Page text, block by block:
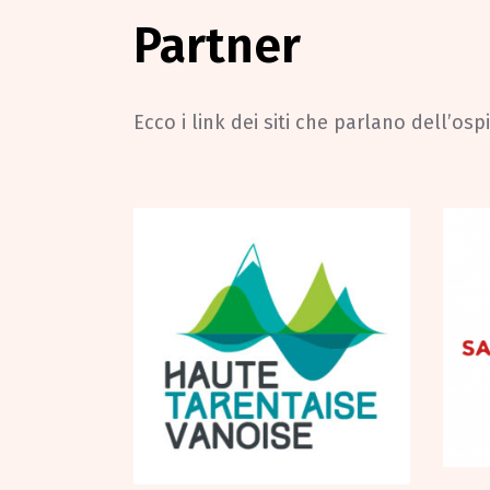
Partner
Ecco i link dei siti che parlano